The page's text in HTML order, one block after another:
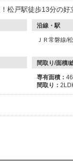
松戸駅徒歩13分の好
沿線・駅
ＪＲ常磐線/
間取り/面積/
専有面積：
間取り：